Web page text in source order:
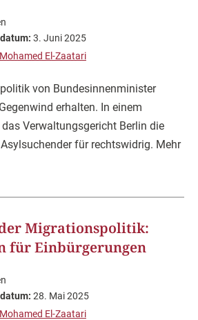
3. Juni 2025
Mohamed El-Zaatari
von Bundesinnenminister
erhalten. In einem
Verwaltungsgericht Berlin die
für rechtswidrig. Mehr
Migrationspolitik:
für Einbürgerungen
28. Mai 2025
Mohamed El-Zaatari